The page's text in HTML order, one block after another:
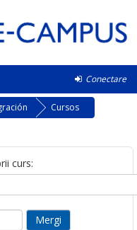
Conectare
Cursos
curs: